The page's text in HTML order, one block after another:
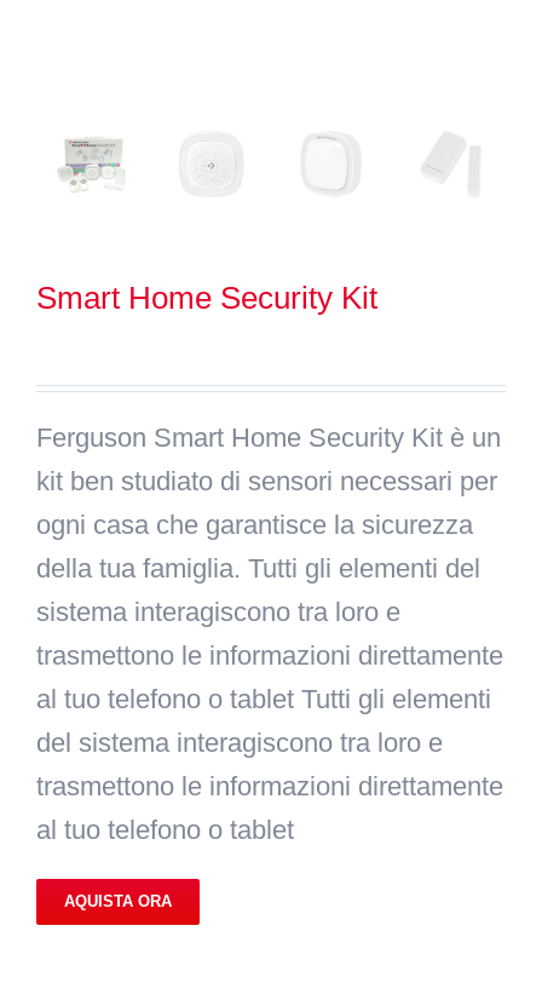
Smart Home Security Kit
Ferguson Smart Home Security Kit è un
kit ben studiato di sensori necessari per
ogni casa che garantisce la sicurezza
della tua famiglia. Tutti gli elementi del
sistema interagiscono tra loro e
trasmettono le informazioni direttamente
al tuo telefono o tablet Tutti gli elementi
del sistema interagiscono tra loro e
trasmettono le informazioni direttamente
al tuo telefono o tablet
AQUISTA ORA